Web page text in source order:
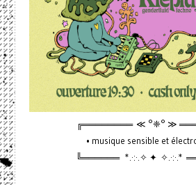
╔════════ ≪ °❈° ≫
• musique sensible et
╚══════ *.·:·.✧ ✦ ✧.·:·.*